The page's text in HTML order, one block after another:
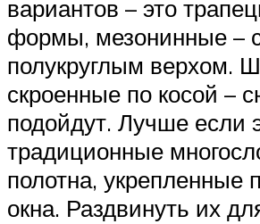
вариантов – это
формы, мезонинные –
полукруглым верхом.
скроенные по косой –
подойдут. Лучше если
традиционные
полотна, укрепленные
окна. Раздвинуть их